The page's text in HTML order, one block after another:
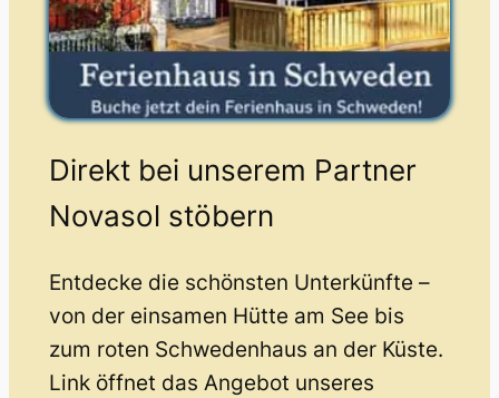
Direkt bei unserem Partner
Novasol stöbern
Entdecke die schönsten Unterkünfte –
von der einsamen Hütte am See bis
zum roten Schwedenhaus an der Küste.
Link öffnet das Angebot unseres